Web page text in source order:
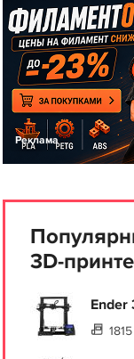
Реклама
3D-
Ender
1815